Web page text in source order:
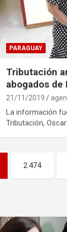
PARAGUAY
Tributación
abogados de
21/11/2019
La información
Tributación,
2.474